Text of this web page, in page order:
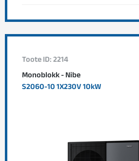
Toote ID: 2214
Monoblokk - Nibe
S2060-10 1X230V 10kW